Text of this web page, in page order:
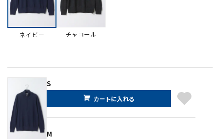
ネイビー チャコール
S
カートに入れる
M